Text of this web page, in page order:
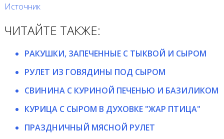
Источник
ЧИТАЙТЕ ТАКЖЕ:
РАКУШКИ, ЗАПЕЧЕННЫЕ С ТЫКВОЙ И СЫРОМ
РУЛЕТ ИЗ ГОВЯДИНЫ ПОД СЫРОМ
СВИНИНА С КУРИНОЙ ПЕЧЕНЬЮ И БАЗИЛИКОМ
КУРИЦА С СЫРОМ В ДУХОВКЕ "ЖАР ПТИЦА"
ПРАЗДНИЧНЫЙ МЯСНОЙ РУЛЕТ